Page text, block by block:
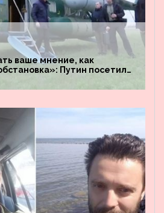
ваше мнение, как
Путин посетил